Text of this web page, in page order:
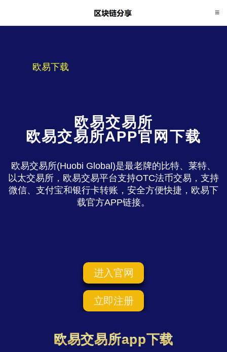
欧易下载
欧易交易所
欧易交易所APP官网下载
欧易交易所(Huobi Global)是最老牌的比特、莱特、
以太交易所，欧易交易平台支持OTC法币交易，支持
微信、支付宝和银行卡转账，安全方便快捷，欧易下
载官方APP链接。
进入官网
立即注册
欧易交易所app下载